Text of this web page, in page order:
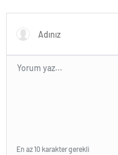
En az 10 karakter gerekli